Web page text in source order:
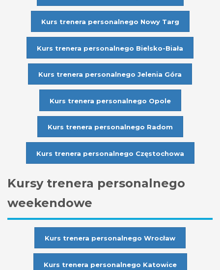
Kurs trenera personalnego Nowy Targ
Kurs trenera personalnego Bielsko-Biała
Kurs trenera personalnego Jelenia Góra
Kurs trenera personalnego Opole
Kurs trenera personalnego Radom
Kurs trenera personalnego Częstochowa
Kursy trenera personalnego
weekendowe
Kurs trenera personalnego Wrocław
Kurs trenera personalnego Katowice